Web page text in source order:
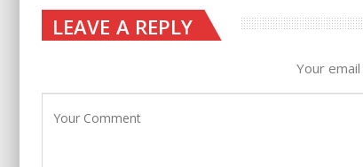
LEAVE A REPLY
Your